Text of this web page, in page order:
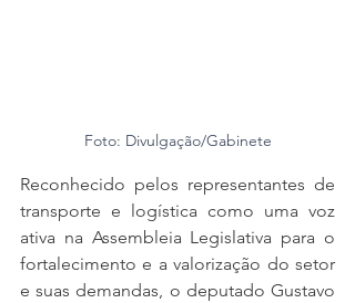
Foto: Divulgação/Gabinete
Reconhecido pelos representantes de
transporte e logística como uma voz
ativa na Assembleia Legislativa para o
fortalecimento e a valorização do setor
e suas demandas, o deputado Gustavo